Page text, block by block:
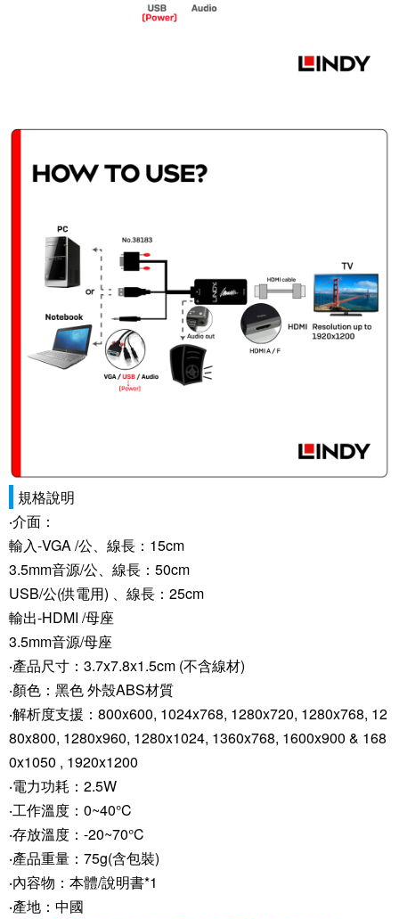
規格說明
‧介面：
輸入-VGA /公、線長：15cm
3.5mm音源/公、線長：50cm
USB/公(供電用) 、線長：25cm
輸出-HDMI /母座
3.5mm音源/母座
‧產品尺寸：3.7x7.8x1.5cm (不含線材)
‧顏色：黑色 外殼ABS材質
‧解析度支援：800x600, 1024x768, 1280x720, 1280x768, 12
80x800, 1280x960, 1280x1024, 1360x768, 1600x900 & 168
0x1050 , 1920x1200
‧電力功耗：2.5W
‧工作溫度：0~40°C
‧存放溫度：-20~70°C
‧產品重量：75g(含包裝)
‧內容物：本體/說明書*1
‧產地：中國